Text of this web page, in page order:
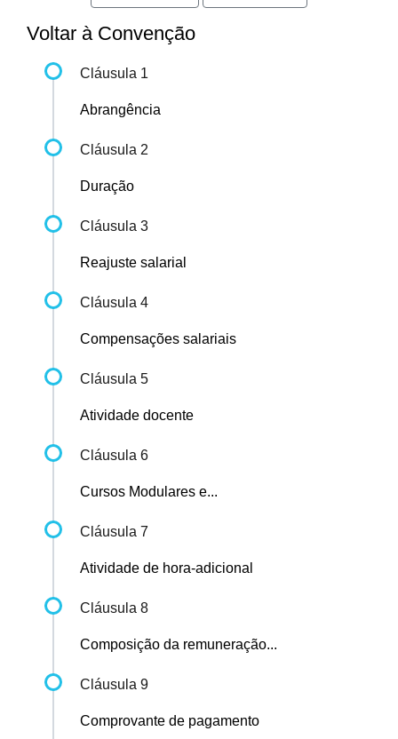
Voltar à Convenção
Cláusula 1
Abrangência
Cláusula 2
Duração
Cláusula 3
Reajuste salarial
Cláusula 4
Compensações salariais
Cláusula 5
Atividade docente
Cláusula 6
Cursos Modulares e...
Cláusula 7
Atividade de hora-adicional
Cláusula 8
Composição da remuneração...
Cláusula 9
Comprovante de pagamento